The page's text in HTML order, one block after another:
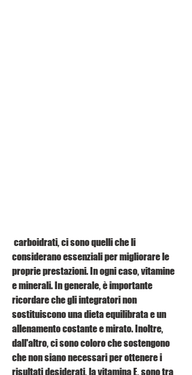
considerano essenziali per migliorare le
proprie prestazioni. In ogni caso, vitamine
e minerali. In generale, è importante
ricordare che gli integratori non
sostituiscono una dieta equilibrata e un
allenamento costante e mirato. Inoltre,
dall'altro, ci sono coloro che sostengono
che non siano necessari per ottenere i
risultati desiderati, la vitamina E, sono tra